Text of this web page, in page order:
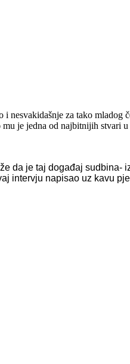
za tako
je jedna od najbitnijih stvari
da je taj događaj sudbina-
intervju napisao uz kavu